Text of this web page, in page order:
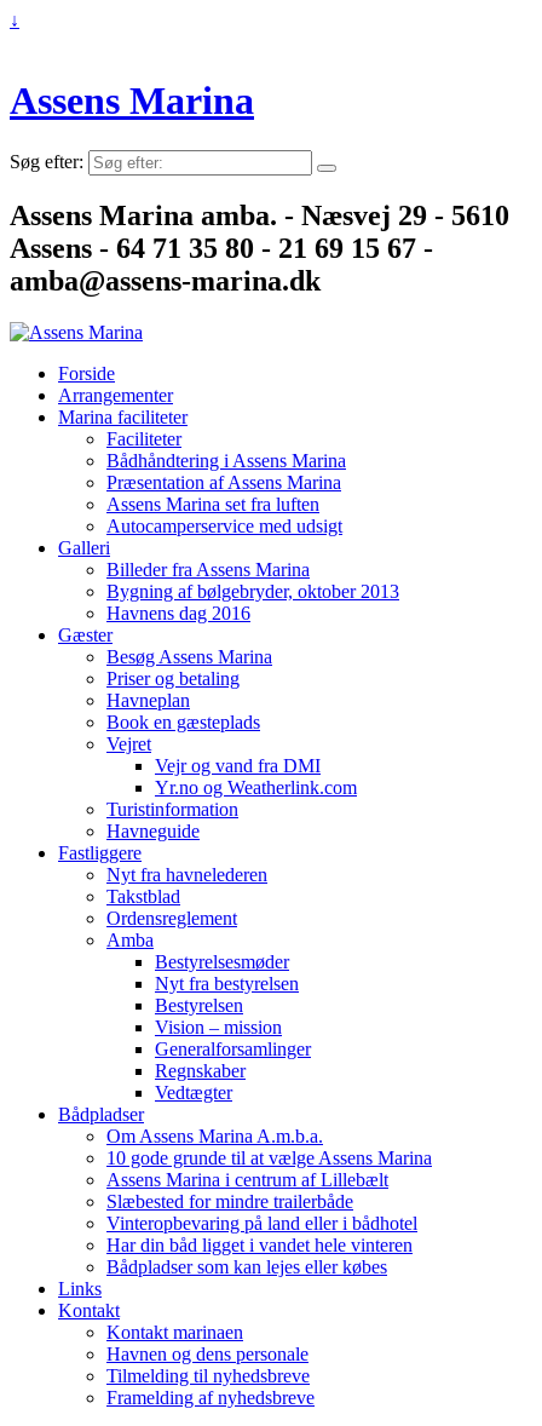
↓
Assens Marina
Søg efter:
Assens Marina amba. - Næsvej 29 - 5610
Assens - 64 71 35 80 - 21 69 15 67 -
amba@assens-marina.dk
Forside
Arrangementer
Marina faciliteter
Faciliteter
Bådhåndtering i Assens Marina
Præsentation af Assens Marina
Assens Marina set fra luften
Autocamperservice med udsigt
Galleri
Billeder fra Assens Marina
Bygning af bølgebryder, oktober 2013
Havnens dag 2016
Gæster
Besøg Assens Marina
Priser og betaling
Havneplan
Book en gæsteplads
Vejret
Vejr og vand fra DMI
Yr.no og Weatherlink.com
Turistinformation
Havneguide
Fastliggere
Nyt fra havnelederen
Takstblad
Ordensreglement
Amba
Bestyrelsesmøder
Nyt fra bestyrelsen
Bestyrelsen
Vision – mission
Generalforsamlinger
Regnskaber
Vedtægter
Bådpladser
Om Assens Marina A.m.b.a.
10 gode grunde til at vælge Assens Marina
Assens Marina i centrum af Lillebælt
Slæbested for mindre trailerbåde
Vinteropbevaring på land eller i bådhotel
Har din båd ligget i vandet hele vinteren
Bådpladser som kan lejes eller købes
Links
Kontakt
Kontakt marinaen
Havnen og dens personale
Tilmelding til nyhedsbreve
Framelding af nyhedsbreve